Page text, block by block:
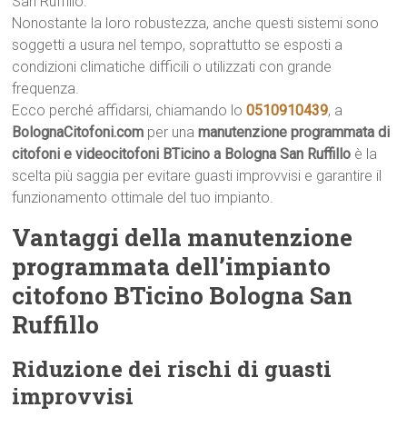
Nonostante la loro robustezza, anche questi sistemi sono
soggetti a usura nel tempo, soprattutto se esposti a
condizioni climatiche difficili o utilizzati con grande
frequenza.
Ecco perché affidarsi, chiamando lo0510910439, a
BolognaCitofoni.com per unamanutenzione programmata di
citofoni e videocitofoni BTicino a Bologna San Ruffillo è la
scelta più saggia per evitare guasti improvvisi e garantire il
funzionamento ottimale del tuo impianto.
Vantaggi della manutenzione
programmata dell’impianto
citofono BTicino Bologna San
Ruffillo
Riduzione dei rischi di guasti
improvvisi